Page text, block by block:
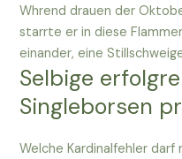
Whrend drauen der
starrte er in diese
einander, eine
Selbige
Singleborsen
Welche Kardinalfehler